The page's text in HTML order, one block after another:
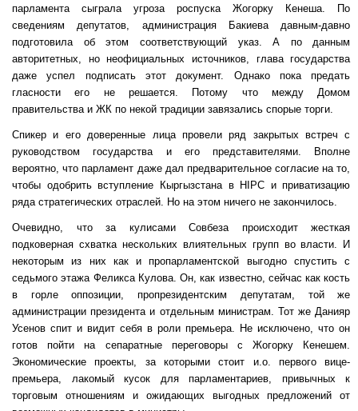
парламента сыграла угроза роспуска Жогорку Кенеша. По
сведениям депутатов, администрация Бакиева давным-давно
подготовила об этом соответствующий указ. А по данным
авторитетных, но неофициальных источников, глава государства
даже успел подписать этот документ. Однако пока предать
гласности его не решается. Потому что между Домом
правительства и ЖК по некой традиции завязались спорые торги.
Спикер и его доверенные лица провели ряд закрытых встреч с
руководством государства и его представителями. Вполне
вероятно, что парламент даже дал предварительное согласие на то,
чтобы одобрить вступление Кыргызстана в HIPC и приватизацию
ряда стратегических отраслей. Но на этом ничего не закончилось.
Очевидно, что за кулисами Совбеза происходит жесткая
подковерная схватка нескольких влиятельных групп во власти. И
некоторым из них как и пропарламентской выгодно спустить с
седьмого этажа Феликса Кулова. Он, как известно, сейчас как кость
в горле оппозиции, пропрезидентским депутатам, той же
администрации президента и отдельным министрам. Тот же Данияр
Усенов спит и видит себя в роли премьера. Не исключено, что он
готов пойти на сепаратные переговоры с Жогорку Кенешем.
Экономические проекты, за которыми стоит и.о. первого вице-
премьера, лакомый кусок для парламентариев, привычных к
торговым отношениям и ожидающих выгодных предложений от